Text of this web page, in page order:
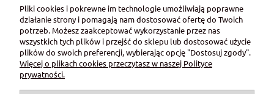
Twoje dane będą przetwarzane zgodnie z nasząpolityką prywatności
Pliki cookies i pokrewne im technologie umożliwiają poprawne
działanie strony i pomagają nam dostosować ofertę do Twoich
potrzeb. Możesz zaakceptować wykorzystanie przez nas
wszystkich tych plików i przejść do sklepu lub dostosować użycie
plików do swoich preferencji, wybierając opcję "Dostosuj zgody".
Więcej o plikach cookies przeczytasz w naszej Polityce
prywatności.